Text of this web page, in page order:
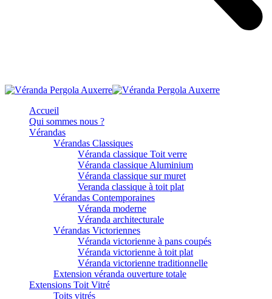
Accueil
Qui sommes nous ?
Vérandas
Vérandas Classiques
Véranda classique Toit verre
Véranda classique Aluminium
Véranda classique sur muret
Veranda classique à toit plat
Vérandas Contemporaines
Véranda moderne
Véranda architecturale
Vérandas Victoriennes
Véranda victorienne à pans coupés
Véranda victorienne à toit plat
Véranda victorienne traditionnelle
Extension véranda ouverture totale
Extensions Toit Vitré
Toits vitrés